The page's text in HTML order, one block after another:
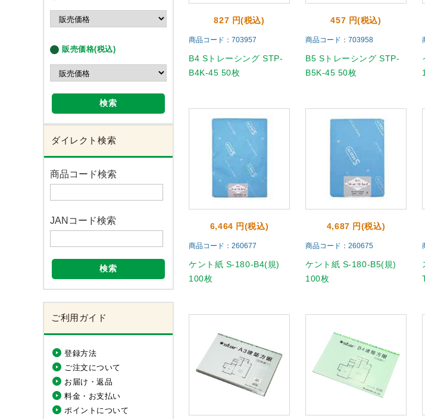
販売価格(税込)
検索
ダイレクト検索
商品コード検索
JANコード検索
検索
ご利用ガイド
登録方法
ご注文について
お届け・返品
料金・お支払い
ポイントについて
827 円(税込)
商品コード：703957
B4 Sトレーシング STP-
B4K-45 50枚
457 円(税込)
商品コード：703958
B5 Sトレーシング STP-
B5K-45 50枚
6,464 円(税込)
商品コード：260677
ケント紙 S-180-B4(規)
100枚
4,687 円(税込)
商品コード：260675
ケント紙 S-180-B5(規)
100枚